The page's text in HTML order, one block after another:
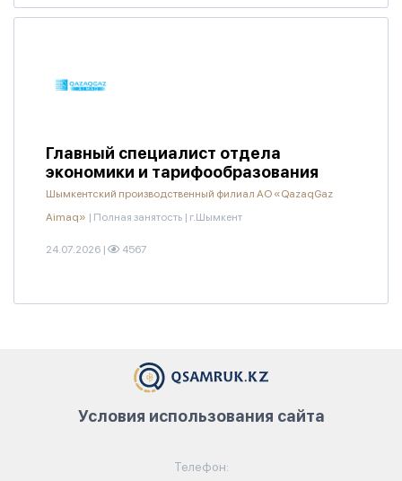
Главный специалист отдела
экономики и тарифообразования
Шымкентский производственный филиал АО «QazaqGaz
Aimaq» | Полная занятость | г.Шымкент
24.07.2026 | 4567
Телефон:
Условия использования сайта